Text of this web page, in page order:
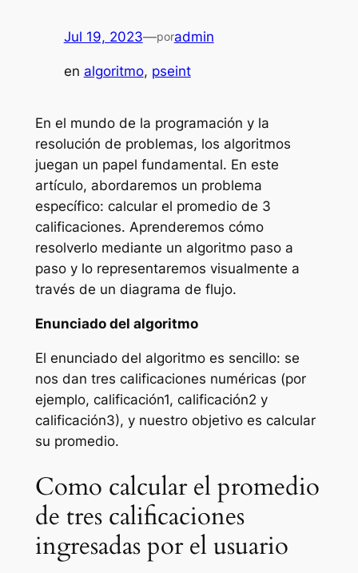
Jul 19, 2023—poradmin
en algoritmo, pseint
En el mundo de la programación y la
resolución de problemas, los algoritmos
juegan un papel fundamental. En este
artículo, abordaremos un problema
específico: calcular el promedio de 3
calificaciones. Aprenderemos cómo
resolverlo mediante un algoritmo paso a
paso y lo representaremos visualmente a
través de un diagrama de flujo.
Enunciado del algoritmo
El enunciado del algoritmo es sencillo: se
nos dan tres calificaciones numéricas (por
ejemplo, calificación1, calificación2 y
calificación3), y nuestro objetivo es calcular
su promedio.
Como calcular el promedio
de tres calificaciones
ingresadas por el usuario